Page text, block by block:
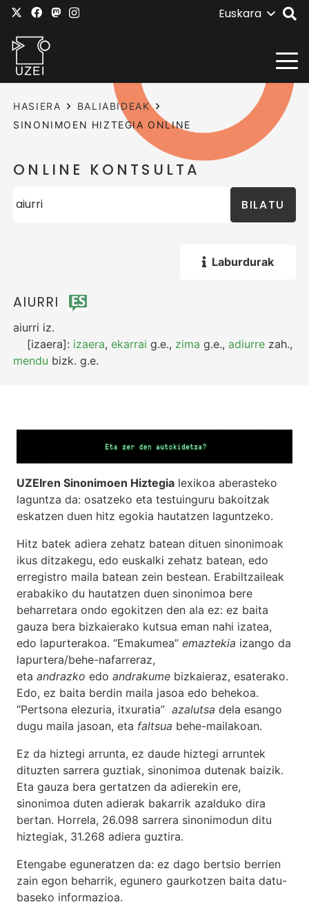
Euskara
HASIERA
BALIABIDEAK
SINONIMOEN HIZTEGIA ONLINE
ONLINE KONTSULTA
BILATU
Laburdurak
AIURRI
aiurri iz.
[izaera]: izaera,ekarrai g.e., zima g.e.,adiurre zah.,
mendu bizk. g.e.
UZEIren Sinonimoen Hiztegia lexikoa aberasteko
laguntza da: osatzeko eta testuinguru bakoitzak
eskatzen duen hitz egokia hautatzen laguntzeko.
Hitz batek adiera zehatz batean dituen sinonimoak
ikus ditzakegu, edo euskalki zehatz batean, edo
erregistro maila batean zein bestean. Erabiltzaileak
erabakiko du hautatzen duen sinonimoa bere
beharretara ondo egokitzen den ala ez: ez baita
gauza bera bizkaierako kutsua eman nahi izatea,
edo lapurterakoa. “Emakumea” emaztekia izango da
lapurtera/behe-nafarreraz,
eta andrazko edo andrakume bizkaieraz, esaterako.
Edo, ez baita berdin maila jasoa edo behekoa.
“Pertsona elezuria, itxuratia” azalutsa dela esango
dugu maila jasoan, eta faltsua behe-mailakoan.
Ez da hiztegi arrunta, ez daude hiztegi arruntek
dituzten sarrera guztiak, sinonimoa dutenak baizik.
Eta gauza bera gertatzen da adierekin ere,
sinonimoa duten adierak bakarrik azalduko dira
bertan. Horrela, 26.098 sarrera sinonimodun ditu
hiztegiak, 31.268 adiera guztira.
Etengabe eguneratzen da: ez dago bertsio berrien
zain egon beharrik, egunero gaurkotzen baita datu-
baseko informazioa.